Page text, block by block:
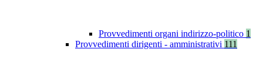
Provvedimenti organi indirizzo-politico 1
Provvedimenti dirigenti - amministrativi 111